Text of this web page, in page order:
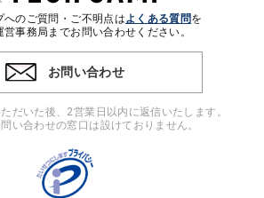
基づいた本人への連絡及び配信について
提供
名等の一部の情報をサービス内で使用する
信することにより、本サービスの他の利用
があります。
へのご質問・ご不明点はよくある質問を
事務局までお問い合わせください。
お問い合わせ
だいた後、2営業日以内に返信いたします。
い合わせの窓口は設けておりません。